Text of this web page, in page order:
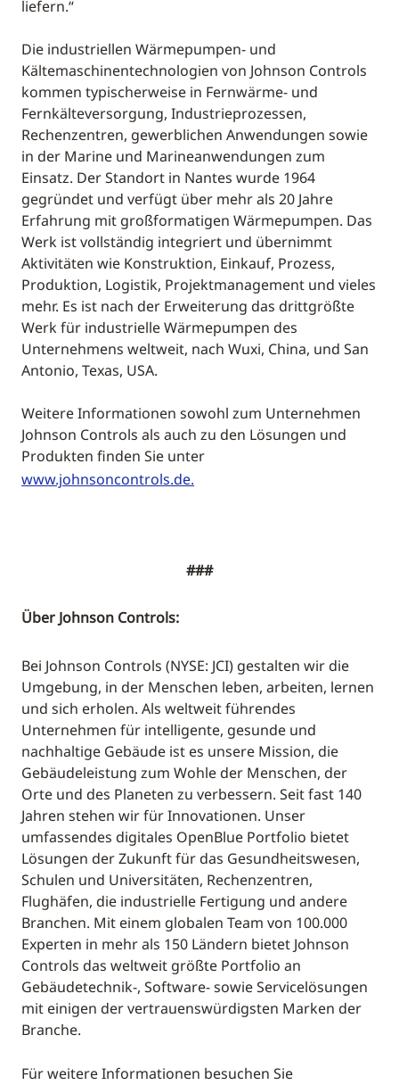
liefern.“
Die industriellen Wärmepumpen- und
Kältemaschinentechnologien von Johnson Controls
kommen typischerweise in Fernwärme- und
Fernkälteversorgung, Industrieprozessen,
Rechenzentren, gewerblichen Anwendungen sowie
in der Marine und Marineanwendungen zum
Einsatz. Der Standort in Nantes wurde 1964
gegründet und verfügt über mehr als 20 Jahre
Erfahrung mit großformatigen Wärmepumpen. Das
Werk ist vollständig integriert und übernimmt
Aktivitäten wie Konstruktion, Einkauf, Prozess,
Produktion, Logistik, Projektmanagement und vieles
mehr. Es ist nach der Erweiterung das drittgrößte
Werk für industrielle Wärmepumpen des
Unternehmens weltweit, nach Wuxi, China, und San
Antonio, Texas, USA.
Weitere Informationen sowohl zum Unternehmen
Johnson Controls als auch zu den Lösungen und
Produkten finden Sie unter
www.johnsoncontrols.de.
###
Über Johnson Controls:
Bei Johnson Controls (NYSE: JCI) gestalten wir die
Umgebung, in der Menschen leben, arbeiten, lernen
und sich erholen. Als weltweit führendes
Unternehmen für intelligente, gesunde und
nachhaltige Gebäude ist es unsere Mission, die
Gebäudeleistung zum Wohle der Menschen, der
Orte und des Planeten zu verbessern. Seit fast 140
Jahren stehen wir für Innovationen. Unser
umfassendes digitales OpenBlue Portfolio bietet
Lösungen der Zukunft für das Gesundheitswesen,
Schulen und Universitäten, Rechenzentren,
Flughäfen, die industrielle Fertigung und andere
Branchen. Mit einem globalen Team von 100.000
Experten in mehr als 150 Ländern bietet Johnson
Controls das weltweit größte Portfolio an
Gebäudetechnik-, Software- sowie Servicelösungen
mit einigen der vertrauenswürdigsten Marken der
Branche.
Für weitere Informationen besuchen Sie